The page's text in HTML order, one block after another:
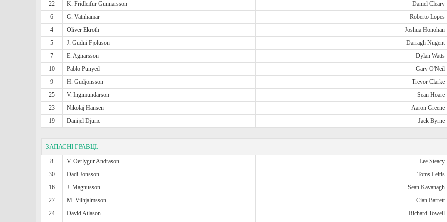
22
K. Fridleifur Gunnarsson Daniel Cleary
6
G. Vatnhamar Roberto Lopes
4
Oliver Ekroth Joshua Honohan
5
J. Gudni Fjoluson Darragh Nugent
7
E. Agnarsson Dylan Watts
10
Pablo Punyed Gary O'Neil
9
H. Gudjonsson Trevor Clarke
25
V. Ingimundarson Sean Hoare
23
Nikolaj Hansen Aaron Greene
19
Danijel Djuric Jack Byrne
ЗАПАСНІ ГРАВЦІ:
8 V. Oerlygur Andrason Lee Steacy
30
Dadi Jonsson Toms Leitis
16
J. Magnusson Sean Kavanagh
27
M. Vilhjalmsson Cian Barrett
24
David Atlason Richard Towell